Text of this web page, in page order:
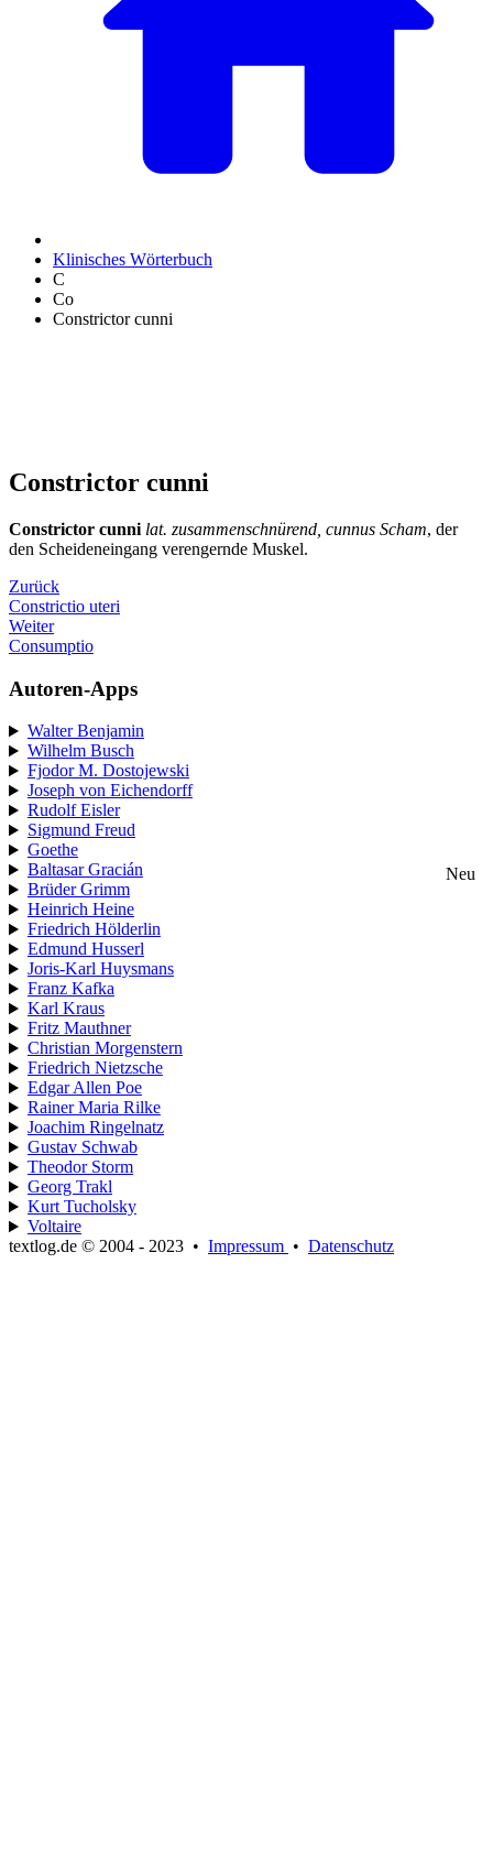
Klinisches Wörterbuch
C
Co
Constrictor cunni
Constrictor cunni
Constrictor cunni lat. zusammenschnürend, cunnus Scham, der
den Scheideneingang verengernde Muskel.
Zurück
Constrictio uteri
Weiter
Consumptio
Autoren-Apps
Walter Benjamin
Wilhelm Busch
Fjodor M. Dostojewski
Joseph von Eichendorff
Rudolf Eisler
Sigmund Freud
Goethe
Baltasar Gracián
Neu
Brüder Grimm
Heinrich Heine
Friedrich Hölderlin
Edmund Husserl
Joris-Karl Huysmans
Franz Kafka
Karl Kraus
Fritz Mauthner
Christian Morgenstern
Friedrich Nietzsche
Edgar Allen Poe
Rainer Maria Rilke
Joachim Ringelnatz
Gustav Schwab
Theodor Storm
Georg Trakl
Kurt Tucholsky
Voltaire
textlog.de © 2004 - 2023 • Impressum • Datenschutz